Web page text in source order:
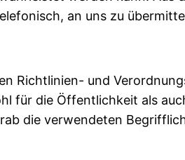
an uns zu
Richtlinien- und
für die Öffentlichkeit als
die verwendeten